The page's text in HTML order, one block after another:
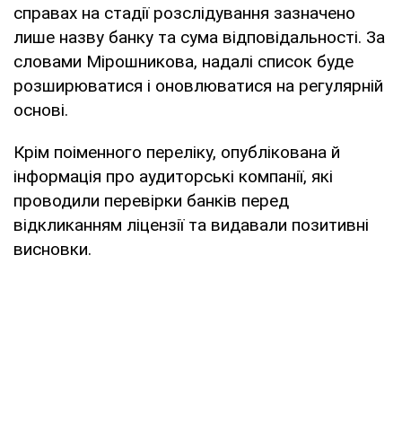
справах на стадії розслідування зазначено
лише назву банку та сума відповідальності. За
словами Мірошникова, надалі список буде
розширюватися і оновлюватися на регулярній
основі.
Крім поіменного переліку, опублікована й
інформація про аудиторські компанії, які
проводили перевірки банків перед
відкликанням ліцензії та видавали позитивні
висновки.